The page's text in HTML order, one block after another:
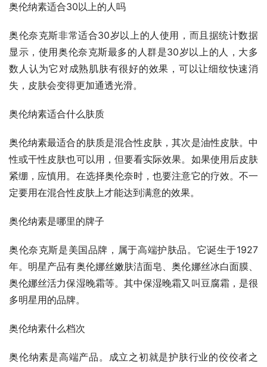
奥伦纳素适合30以上的人吗
奥伦奈克斯非常适合30岁以上的人使用，而且据统计数据
显示，使用奥伦奈克斯最多的人群是30岁以上的人，大多
数人认为它对成熟肌肤有很好的效果，可以让细纹快速消
失，皮肤会变得更加通透光滑。
奥伦纳素适合什么肤质
奥伦纳素最适合的肤质是混合性皮肤，其次是油性皮肤。中
性或干性皮肤也可以用，但要看实际效果。如果使用后皮肤
紧绷，应慎用。在选择奥伦奈时，也要注意它的疗效。不一
定要用在混合性皮肤上才能达到满意的效果。
奥伦纳素是哪里的牌子
奥伦奈克斯是美国品牌，属于高端护肤品。它诞生于1927
年。明星产品有奥伦娜丝嫩肤洁面皂、奥伦娜丝冰白面膜、
奥伦娜丝活力保湿晚霜等。其中保湿晚霜又叫豆腐霜，是很
多明星用的品牌。
奥伦纳素什么档次
奥伦纳素是高端产品。成立之初就是护肤行业的佼佼者之